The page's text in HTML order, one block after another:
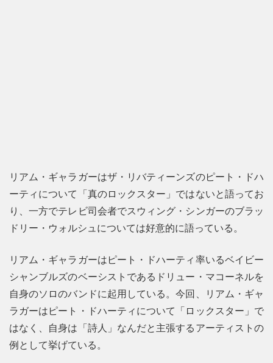
リアム・ギャラガーはザ・リバティーンズのピート・ドハ
ーティについて「真のロックスター」ではないと語ってお
り、一方でテレビ司会者でスウィング・シンガーのブラッ
ドリー・ウォルシュについては好意的に語っている。
リアム・ギャラガーはピート・ドハーティ率いるベイビー
シャンブルズのベーシストであるドリュー・マコーネルを
自身のソロのバンドに起用している。今回、リアム・ギャ
ラガーはピート・ドハーティについて「ロックスター」で
はなく、自身は「詩人」なんだと主張するアーティストの
例として挙げている。